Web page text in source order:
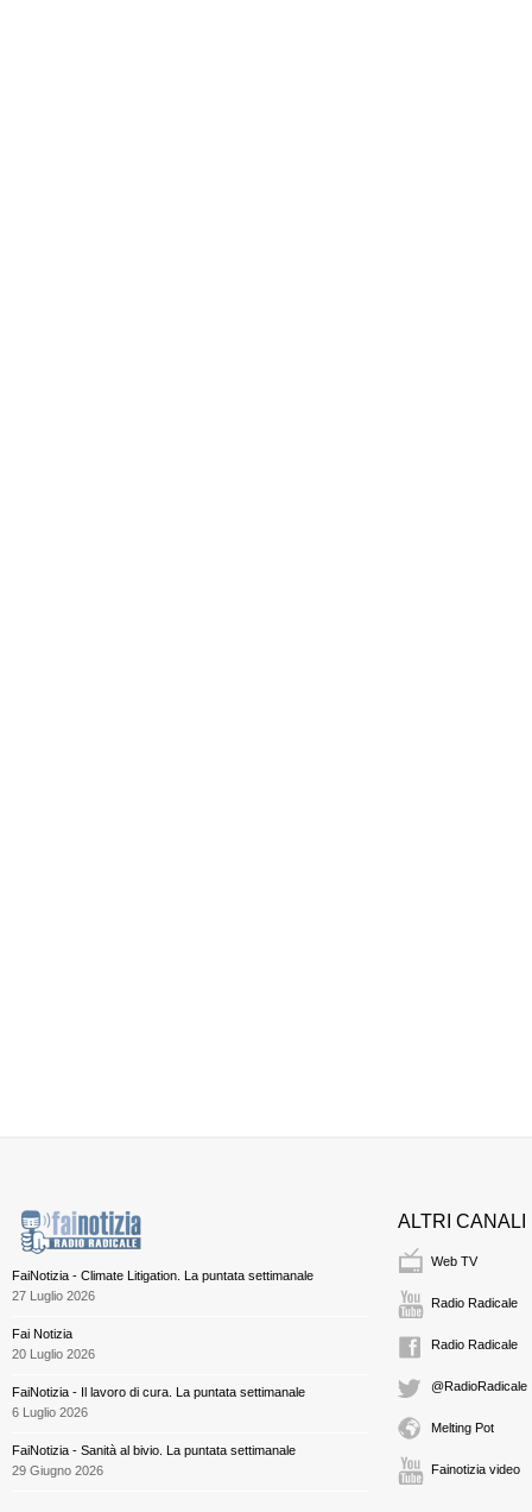
FaiNotizia - Climate Litigation. La puntata settimanale
27 Luglio 2026
Fai Notizia
20 Luglio 2026
FaiNotizia - Il lavoro di cura. La puntata settimanale
6 Luglio 2026
FaiNotizia - Sanità al bivio. La puntata settimanale
29 Giugno 2026
ALTRI CANALI
Web TV
Radio Radicale
Radio Radicale
@RadioRadicale
Melting Pot
Fainotizia video